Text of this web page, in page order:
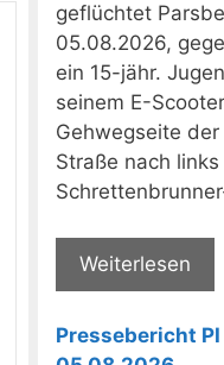
geflüchtet
05.08.2026,
ein 15-jähr.
seinem E-
Gehwegseite
Straße nach
Weiterlesen
Pressebericht